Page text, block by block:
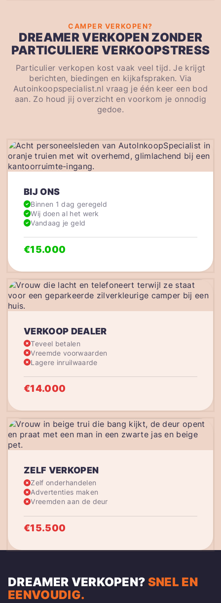
CAMPER VERKOPEN?
DREAMER VERKOPEN ZONDER
PARTICULIERE VERKOOPSTRESS
Particulier verkopen kost vaak veel tijd. Je krijgt
berichten, biedingen en kijkafspraken. Via
Autoinkoopspecialist.nl vraag je één keer een bod
aan. Zo houd jij overzicht en voorkom je onnodig
gedoe.
VERKOOP DEALER
Teveel betalen
Vreemde voorwaarden
Lagere inruilwaarde
€14.000
BIJ ONS
Binnen 1 dag geregeld
Wij doen al het werk
Vandaag je geld
€15.000
ZELF VERKOPEN
Zelf onderhandelen
Advertenties maken
Vreemden aan de deur
€15.500
DREAMER VERKOPEN? SNEL EN
EENVOUDIG.